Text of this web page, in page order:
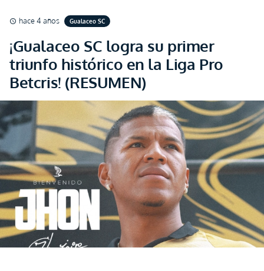
schedule hace 4 años Gualaceo SC
¡Gualaceo SC logra su primer
triunfo histórico en la Liga Pro
Betcris! (RESUMEN)